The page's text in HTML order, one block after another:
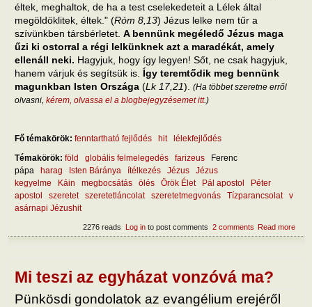
éltek, meghaltok, de ha a test cselekedeteit a Lélek által
megöldöklitek, éltek." (Róm 8,13) Jézus lelke nem tűr a
szívünkben társbérletet. A bennünk megéledő Jézus maga
űzi ki ostorral a régi lelkünknek azt a maradékát, amely
ellenáll neki. Hagyjuk, hogy így legyen! Sőt, ne csak hagyjuk,
hanem várjuk és segítsük is. Így teremtődik meg bennünk
magunkban Isten Országa (Lk 17,21). (Ha többet szeretne erről
olvasni, kérem, olvassa el a blogbejegyzésemet itt.)
Fő témakörök: fenntartható fejlődés hit
lélekfejlődés
Témakörök: föld globális felmelegedés farizeus
Ferenc
pápa
harag Isten Báránya ítélkezés Jézus
Jézus
kegyelme
Káin megbocsátás ölés Örök Élet Pál apostol
Péter
apostol
szeretet szeretetláncolat szeretetmegvonás Tízparancsolat
v
asárnapi Jézushit
Read more
2 comments
Log into post comments
2276 reads
Mi teszi az egyházat vonzóvá ma?
Pünkösdi gondolatok az evangélium erejéről